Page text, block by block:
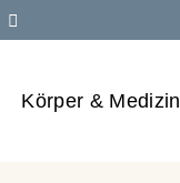
Körper & Medizin